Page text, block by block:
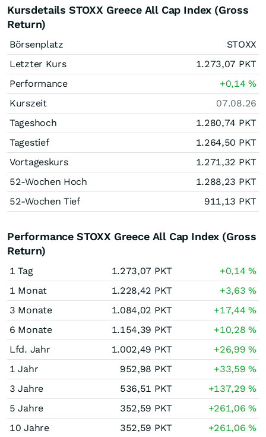
Kursdetails STOXX Greece All Cap Index (Gross
Return)
Börsenplatz
STOXX
Letzter Kurs
1.273,07 PKT
Performance
+0,14%
Kurszeit
07.08.26
Tageshoch
1.280,74 PKT
Tagestief
1.264,50 PKT
Vortageskurs
1.271,32 PKT
52-Wochen Hoch
1.288,23 PKT
52-Wochen Tief
911,13 PKT
Performance STOXX Greece All Cap Index (Gross
Return)
1 Tag 1.273,07 PKT +0,14%
1 Monat
1.228,42 PKT +3,63%
3 Monate
1.084,02 PKT +17,44%
6 Monate
1.154,39 PKT +10,28%
Lfd. Jahr
1.002,49 PKT +26,99%
1 Jahr
952,98 PKT +33,59%
3 Jahre
536,51 PKT +137,29%
5 Jahre
352,59 PKT +261,06%
10 Jahre
352,59 PKT +261,06%